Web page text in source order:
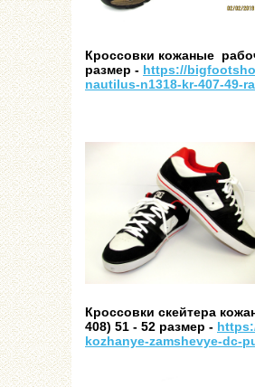
Кроссовки кожаные
размер - https://
nautilus-n1318-kr-407-49-
Кроссовки скейтера
408) 51 - 52 размер -
kozhanye-zamshevye-dc-